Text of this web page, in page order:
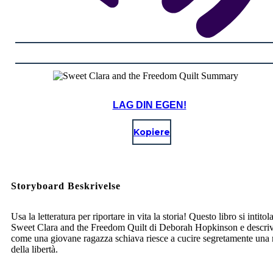
LAG DIN EGEN!
Kopiere
Storyboard Beskrivelse
Usa la letteratura per riportare in vita la storia! Questo libro si intitola
Sweet Clara and the Freedom Quilt di Deborah Hopkinson e
come una giovane ragazza schiava riesce a cucire segretamente una
della libertà.